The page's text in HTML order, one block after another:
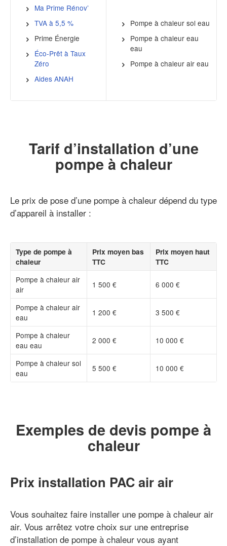
Ma Prime Rénov’
TVA à 5,5 %
Prime Énergie
Éco-Prêt à Taux
Zéro
Aides ANAH
Pompe à chaleur sol eau
Pompe à chaleur eau
eau
Pompe à chaleur air eau
Tarif d’installation d’une
pompe à chaleur
Le prix de pose d’une pompe à chaleur dépend du type
d’appareil à installer :
Type de pompe à
chaleur
Prix moyen bas
TTC
Prix moyen haut
TTC
Pompe à chaleur air
air
1 500 € 6 000 €
Pompe à chaleur air
eau
1 200 € 3 500 €
Pompe à chaleur
eau eau
2 000 € 10 000 €
Pompe à chaleur sol
eau
5 500 € 10 000 €
Exemples de devis pompe à
chaleur
Prix installation PAC air air
Vous souhaitez faire installer une pompe à chaleur air
air. Vous arrêtez votre choix sur une entreprise
d’installation de pompe à chaleur vous ayant